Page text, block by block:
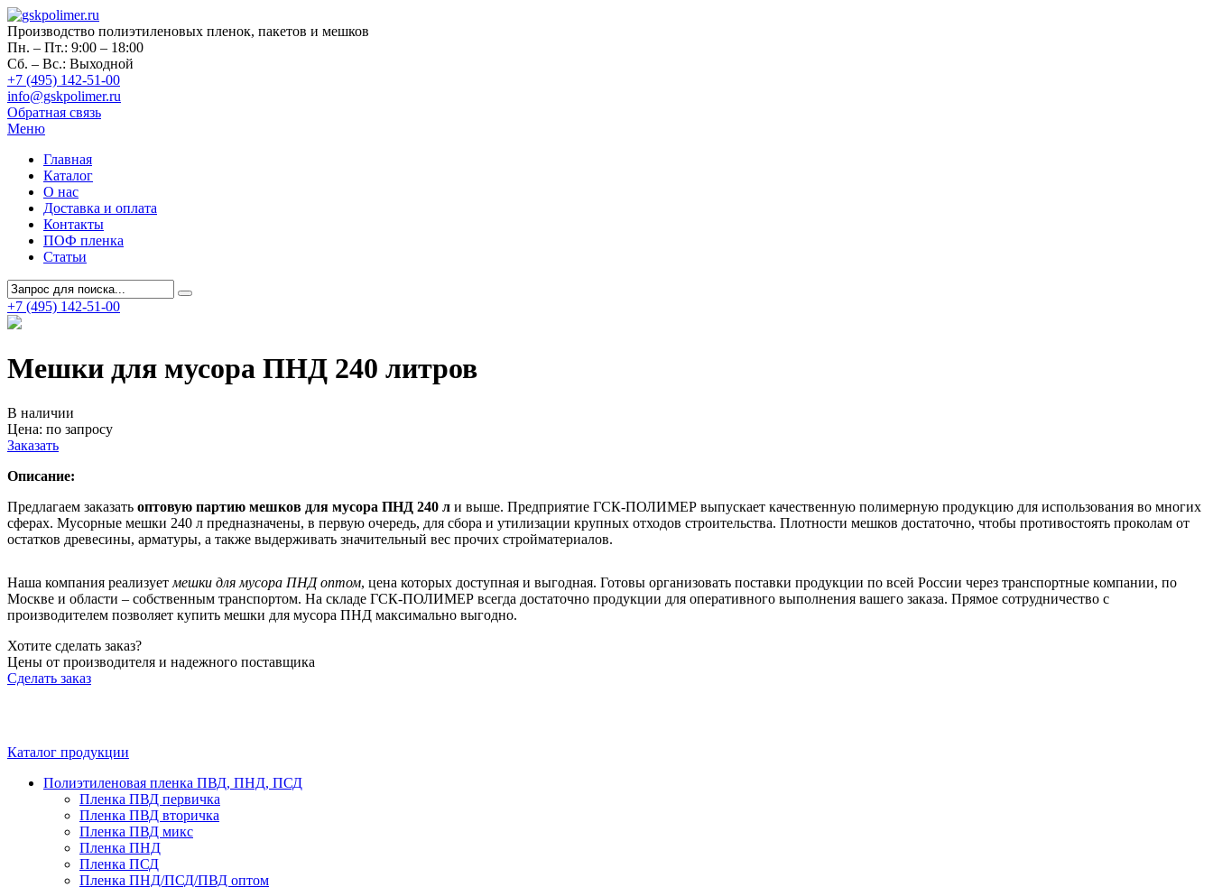
Производство полиэтиленовых пленок, пакетов и мешков
Пн. – Пт.: 9:00 – 18:00
Сб. – Вс.: Выходной
+7 (495) 142-51-00
info@gskpolimer.ru
Обратная связь
Меню
Главная
Каталог
О нас
Доставка и оплата
Контакты
ПОФ пленка
Статьи
+7 (495) 142-51-00
Мешки для мусора ПНД 240 литров
В наличии
Цена: по запросу
Заказать
Описание:
Предлагаем заказать оптовую партию мешков для мусора ПНД 240 л и выше. Предприятие ГСК-ПОЛИМЕР выпускает качественную полимерную продукцию для использования во многих
сферах. Мусорные мешки 240 л предназначены, в первую очередь, для сбора и утилизации крупных отходов строительства. Плотности мешков достаточно, чтобы противостоять проколам от
остатков древесины, арматуры, а также выдерживать значительный вес прочих стройматериалов.
Наша компания реализует мешки для мусора ПНД оптом, цена которых доступная и выгодная. Готовы организовать поставки продукции по всей России через транспортные компании, по
Москве и области – собственным транспортом. На складе ГСК-ПОЛИМЕР всегда достаточно продукции для оперативного выполнения вашего заказа. Прямое сотрудничество с
производителем позволяет купить мешки для мусора ПНД максимально выгодно.
Хотите сделать заказ?
Цены от производителя и надежного поставщика
Сделать заказ
Каталог продукции
Полиэтиленовая пленка ПВД, ПНД, ПСД
Пленка ПВД первичка
Пленка ПВД вторичка
Пленка ПВД микс
Пленка ПНД
Пленка ПСД
Пленка ПНД/ПСД/ПВД оптом